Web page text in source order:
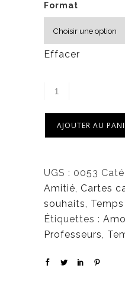
Format
Effacer
AJOUTER AU
UGS : 0053
Amitié, Cartes
souhaits,
Étiquettes :
Professeurs,